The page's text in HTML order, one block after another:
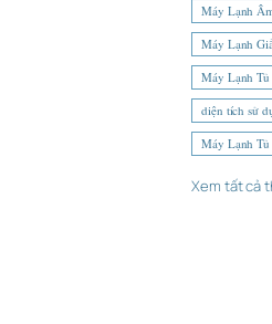
Máy Lạnh
Máy Lạnh
Máy Lạnh
diện tích sử
Máy Lạnh Tủ
Xem tất cả